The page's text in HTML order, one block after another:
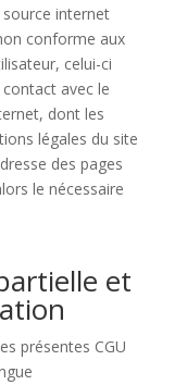
internet
conforme aux
celui-ci
avec le
dont les
légales du site
des pages
le nécessaire
et
présentes CGU